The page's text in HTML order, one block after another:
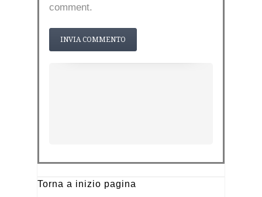
comment.
Torna a inizio pagina